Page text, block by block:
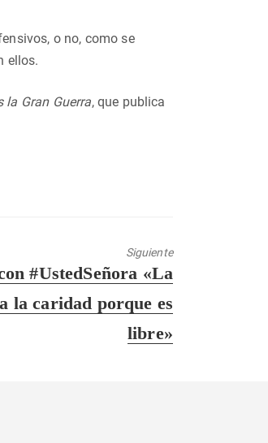
o no, como se
ellos.
Gran Guerra, que publica
Siguiente
#UstedSeñora «La
la caridad porque es
libre»